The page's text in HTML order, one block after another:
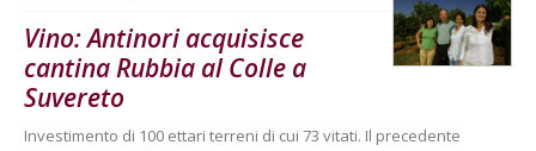
Vino: Antinori acquisisce
cantina Rubbia al Colle a
Suvereto
Investimento di 100 ettari terreni di cui 73 vitati. Il precedente